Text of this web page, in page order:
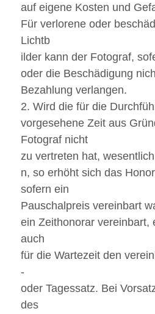
auf eigene Kosten und
Für verlorene oder
Lichtb
ilder kann der Fotograf,
oder die Beschädigung
Bezahlung verlangen.
2. Wird die für die
vorgesehene Zeit aus
Fotograf nicht
zu vertreten hat,
n, so erhöht sich das
sofern ein
Pauschalpreis vereinbart
ein Zeithonorar vereinbart,
auch
für die Wartezeit den
-
oder Tagessatz. Bei
des